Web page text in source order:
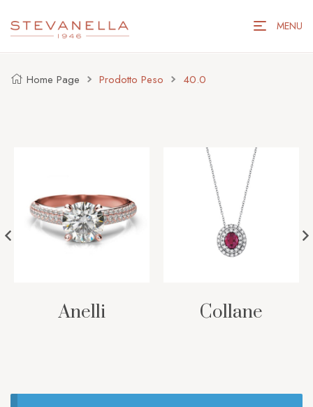
MENU
Home Page Prodotto Peso 40.0
Anelli Collane